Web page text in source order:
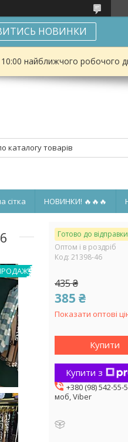
НОВИНКИ
найближчого робочого
сітка НОВИНКИ! 🔥🔥🔥
Готово до
Оптом і в роздріб
Код: 21398-46
435 ₴
385 ₴
Показати оптові
Купити
Купити з
+380 (98) 542-55-
моб, Viber